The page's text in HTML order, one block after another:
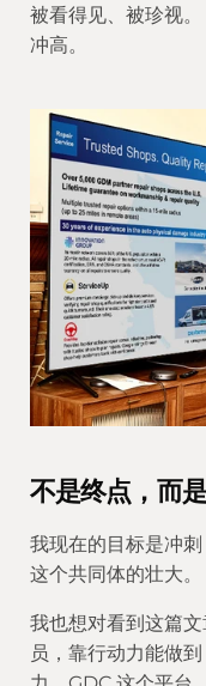
被看得见、被珍视
冲高。
不是终点，而
我现在的目标是冲
这个共同体的壮大。
我也想对看到这篇
员，靠行动力能做